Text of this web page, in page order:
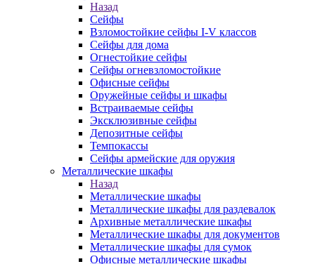
Назад
Сейфы
Взломостойкие сейфы I-V классов
Сейфы для дома
Огнестойкие сейфы
Сейфы огневзломостойкие
Офисные сейфы
Оружейные сейфы и шкафы
Встраиваемые сейфы
Эксклюзивные сейфы
Депозитные сейфы
Темпокассы
Сейфы армейские для оружия
Металлические шкафы
Назад
Металлические шкафы
Металлические шкафы для раздевалок
Архивные металлические шкафы
Металлические шкафы для документов
Металлические шкафы для сумок
Офисные металлические шкафы